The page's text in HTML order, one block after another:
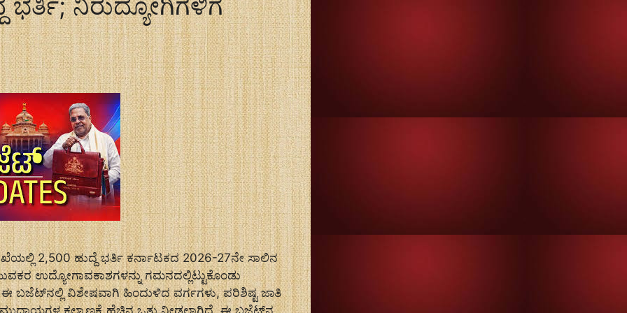
2,500 ಹುದ್ದೆ ಭರ್ತಿ ಕರ್ನಾಟಕದ 2026-27ನೇ ಸಾಲಿನ
ಉದ್ಯೋಗಾವಕಾಶಗಳನ್ನು ಗಮನದಲ್ಲಿಟ್ಟುಕೊಂಡು
ಬಜೆಟ್‌ನಲ್ಲಿ ವಿಶೇಷವಾಗಿ ಹಿಂದುಳಿದ ವರ್ಗಗಳು, ಪರಿಶಿಷ್ಟ ಜಾತಿ